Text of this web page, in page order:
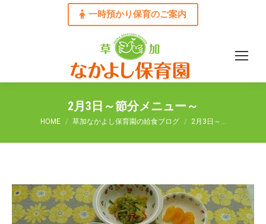
一時預かり保育のご案内
2月3日～節分メニュー～
You are here:
HOME 草加なかよし保育園の給食ブログ 2月3日～…